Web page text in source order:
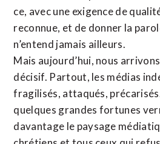
ce, avec une exigence de
reconnue, et de donner la
n’entend jamais ailleurs.
Mais aujourd’hui, nous
décisif. Partout, les médias
fragilisés, attaqués,
quelques grandes fortunes
davantage le paysage